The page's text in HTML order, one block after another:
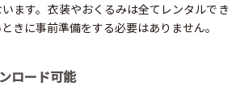
ます。衣装やおくるみは全てレンタルでき
きに事前準備をする必要はありません。
ロード可能